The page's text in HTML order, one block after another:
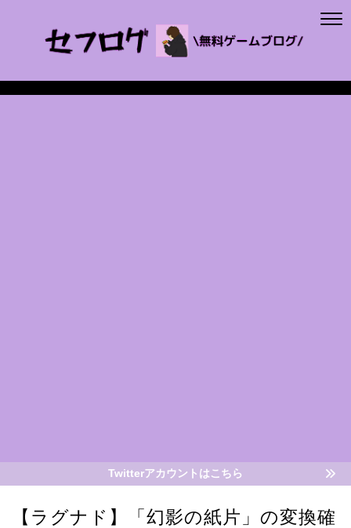
Twitterアカウントはこちら
【ラグナド】「幻影の紙片」の変換確